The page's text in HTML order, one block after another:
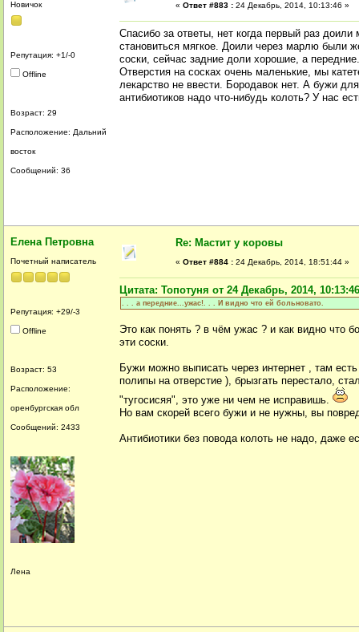
Новичок
Репутация: +1/-0
Offline
Возраст: 29
Расположение: Дальний
восток
Сообщений: 36
« Ответ #883 : 24 Декабрь, 2014, 10:13:46 »
Спасибо за ответы, нет когда первый раз
становиться мягкое. Доили через марлю были
соски, сейчас задние доли хорошие, а
Отверстия на сосках очень маленькие, мы
лекарство не ввести. Бородавок нет. А бужи
антибиотиков надо что-нибудь колоть? У нас
Елена Петровна
Почетный написатель
Репутация: +29/-3
Offline
Возраст: 53
Расположение:
оренбургская обл
Сообщений: 2433
Лена
Re: Мастит у коровы
« Ответ #884 : 24 Декабрь, 2014, 18:51:44 »
Цитата: Топотуня от 24 Декабрь, 2014, 10:13:46
. . . а передние...ужас!. . . И видно что ей больновато.
Это как понять ? в чём ужас ? и как видно что
эти соски.
Бужи можно выписать через интернет , там
полипы на отверстие ), брызгать перестало,
"тугосисяя", это уже ни чем не исправишь.
Но вам скорей всего бужи и не нужны, вы
Антибиотики без повода колоть не надо, даже